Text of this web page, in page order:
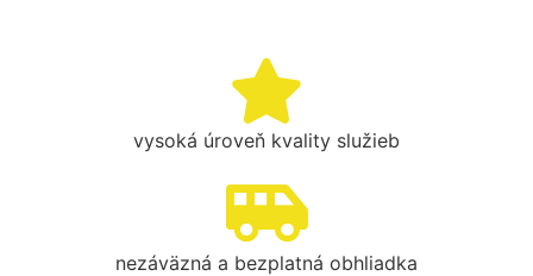
vysoká úroveň kvality služieb
nezáväzná a bezplatná obhliadka